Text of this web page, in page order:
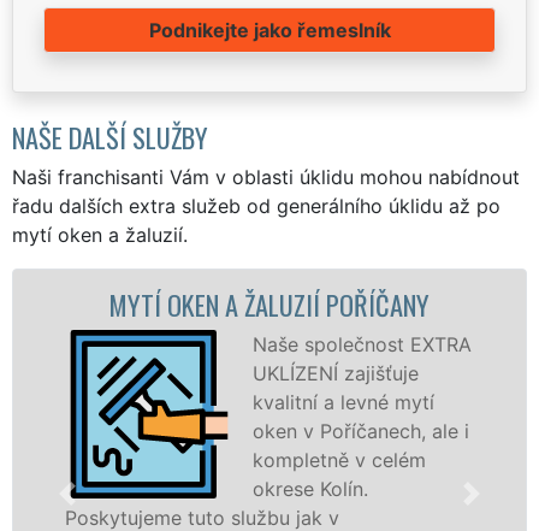
Podnikejte jako řemeslník
NAŠE DALŠÍ SLUŽBY
Naši franchisanti Vám v oblasti úklidu mohou nabídnout
řadu dalších extra služeb od generálního úklidu až po
mytí oken a žaluzií.
A ŽALUZIÍ POŘÍČANY
Naše společnost EXTRA
UKLÍZENÍ zajišťuje
kvalitní a levné mytí
oken v Poříčanech, ale i
kompletně v celém
okrese Kolín.
službu jak v
MYTÍ